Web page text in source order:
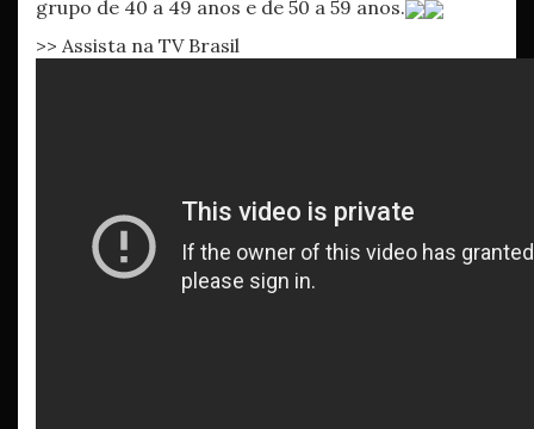
grupo de 40 a 49 anos e de 50 a 59 anos.
>> Assista na TV Brasil